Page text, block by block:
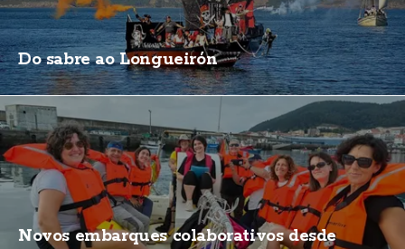
Do sabre ao Longueirón
Novos embarques colaborativos desde